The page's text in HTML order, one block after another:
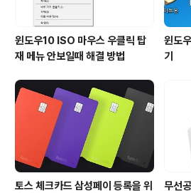
윈도우10 ISO 마우스 우클릭 탑
재 메뉴 안보일때 해결 방법
윈도
기
토스 체크카드 삼성페이 등록을 위
무선